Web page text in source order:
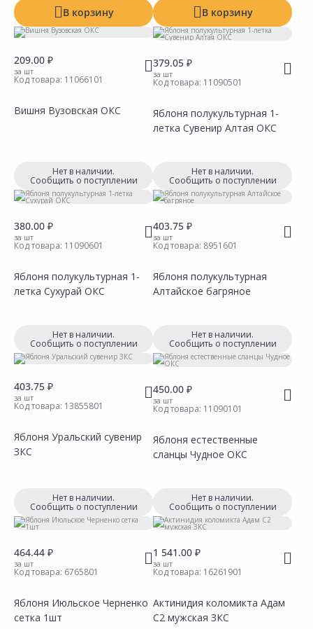
В корзину В корзину
209.00 ₽
за шт
Код товара: 11066101
Вишня Вузовская ОКС
Нет в наличии.
Сообщить о поступлении
379.05 ₽
за шт
Код товара: 11090501
Яблоня полукультурная 1-
летка Сувенир Алтая ОКС
Нет в наличии.
Сообщить о поступлении
380.00 ₽
за шт
Код товара: 11090601
Яблоня полукультурная 1-
летка Сухурай ОКС
Нет в наличии.
Сообщить о поступлении
403.75 ₽
за шт
Код товара: 8951601
Яблоня полукультурная
Алтайское багряное
Нет в наличии.
Сообщить о поступлении
403.75 ₽
за шт
Код товара: 13855801
Яблоня Уральский сувенир
ЗКС
Нет в наличии.
Сообщить о поступлении
450.00 ₽
за шт
Код товара: 11090101
Яблоня естественные
сланцы Чудное ОКС
Нет в наличии.
Сообщить о поступлении
464.44 ₽
за шт
Код товара: 6765801
Яблоня Июльское Черненко
сетка 1шт
1 541.00 ₽
за шт
Код товара: 16261901
Актинидия коломикта Адам
С2 мужская ЗКС